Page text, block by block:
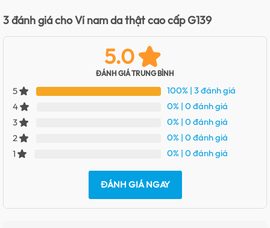
3 đánh giá choVí nam da thật cao cấp G139
5.0
ĐÁNH GIÁ TRUNG BÌNH
5 100% | 3 đánh giá
4
0% | 0 đánh giá
3
0% | 0 đánh giá
2
0% | 0 đánh giá
1
0% | 0 đánh giá
ĐÁNH GIÁ NGAY